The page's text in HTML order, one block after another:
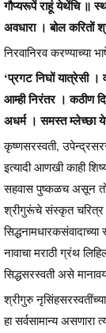
गौप्यरूपें राहूं येथेंचि ॥
अवधारा । बोल करितों
निरवानिरव करण्याच्या
‘प्रगट निघों यात्रेसी ।
आम्ही निरंतर । कठीण
अधर्म । समस्त म्लेच्छा
कृष्णसरस्वती,
इत्यादी आणखी काही
सहवास पुष्कळच असून तोच
श्रीगुरूंचे संस्कृत चरित्र
नावाचा मराठी ग्रंथ
सिद्धसरस्वती असे
श्रीगुरु
हा सर्वसामान्य